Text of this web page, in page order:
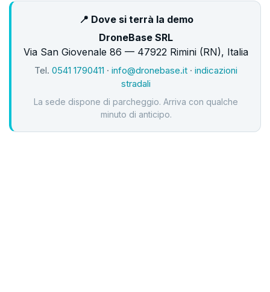
📍 Dove si terrà la demo
DroneBase SRL
Via San Giovenale 86 — 47922 Rimini (RN), Italia
Tel. 0541 1790411 · info@dronebase.it · indicazioni
stradali
La sede dispone di parcheggio. Arriva con qualche
minuto di anticipo.